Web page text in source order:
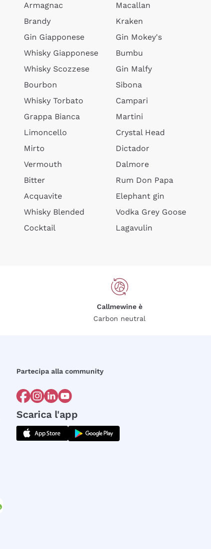
Armagnac
Brandy
Gin Giapponese
Whisky Giapponese
Whisky Scozzese
Bourbon
Whisky Torbato
Grappa Bianca
Limoncello
Mirto
Vermouth
Bitter
Acquavite
Whisky Blended
Cocktail
Macallan
Kraken
Gin Mokey's
Bumbu
Gin Malfy
Sibona
Campari
Martini
Crystal Head
Dictador
Dalmore
Rum Don Papa
Elephant gin
Vodka Grey Goose
Lagavulin
Callmewine è
Carbon neutral
Partecipa alla community
Scarica l'app